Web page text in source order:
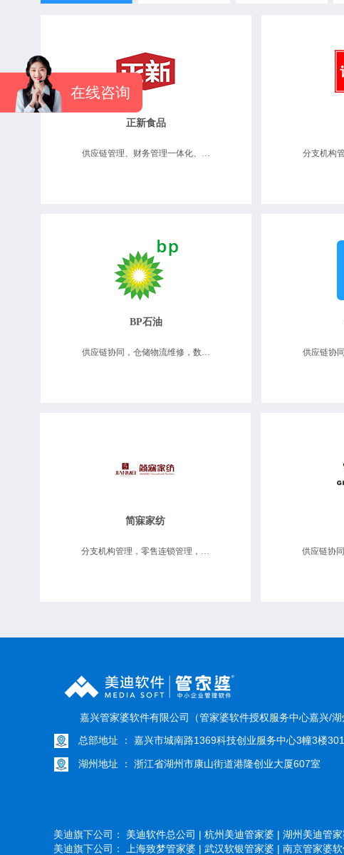
正新食品
BP石油
供应链协同，仓储物流维修，数据决策分析
简寐家纺
嘉兴管家婆软件有限公司（管家婆软件授权服务中心嘉兴/
总部地址 ： 嘉兴市城南路1369科技创业服务中心3幢3楼
湖州地址 ： 浙江省湖州市康山街道港隆创业大厦607室
美迪旗下公司： 美迪软件总公司 | 杭州美迪管家婆 | 湖州美迪管
美迪旗下公司：
上海致梦管家婆 | 武汉软银管家婆 | 南京管家婆
在线咨询